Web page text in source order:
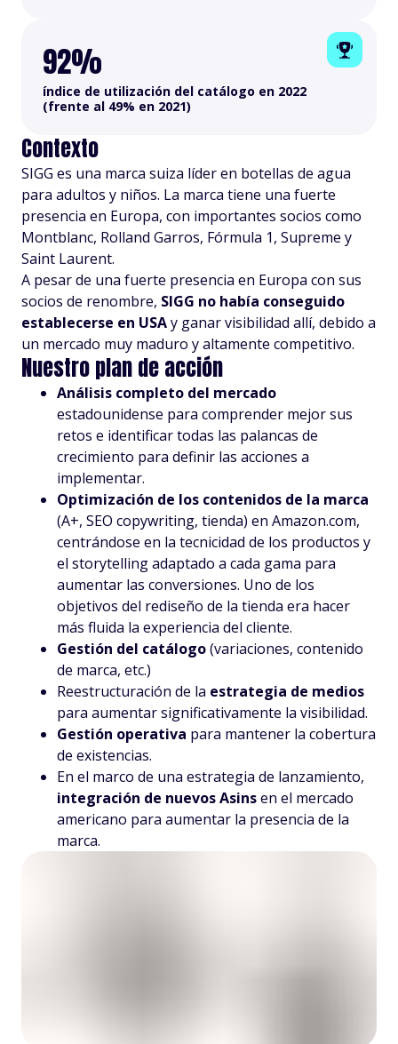
92%
índice de utilización del catálogo en 2022
(frente al 49% en 2021)
Contexto
SIGG es una marca suiza líder en botellas de agua
para adultos y niños. La marca tiene una fuerte
presencia en Europa, con importantes socios como
Montblanc, Rolland Garros, Fórmula 1, Supreme y
Saint Laurent.
A pesar de una fuerte presencia en Europa con sus
socios de renombre, SIGG no había conseguido
establecerse en USAy ganar visibilidad allí, debido a
un mercado muy maduro y altamente competitivo.
Nuestro plan de acción
Análisis completo del mercado
estadounidense para comprender mejor sus
retos e identificar todas las palancas de
crecimiento para definir las acciones a
implementar.
Optimización de los contenidos de la marca
(A+, SEO copywriting, tienda) en Amazon.com,
centrándose en la tecnicidad de los productos y
el storytelling adaptado a cada gama para
aumentar las conversiones. Uno de los
objetivos del rediseño de la tienda era hacer
más fluida la experiencia del cliente.
Gestión del catálogo(variaciones, contenido
de marca, etc.)
Reestructuración de la estrategia de medios
para aumentar significativamente la visibilidad.
Gestión operativa para mantener la cobertura
de existencias.
En el marco de una estrategia de lanzamiento,
integración de nuevos Asinsen el mercado
americano para aumentar la presencia de la
marca.